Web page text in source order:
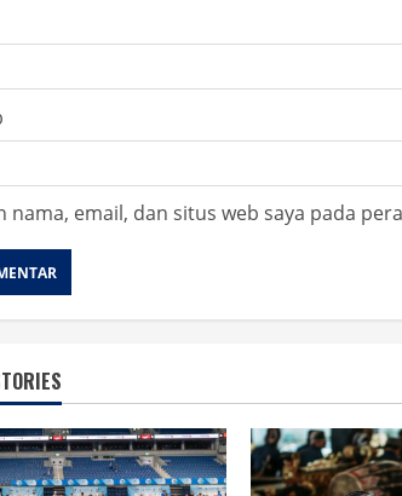
nama, email, dan situs web saya pada